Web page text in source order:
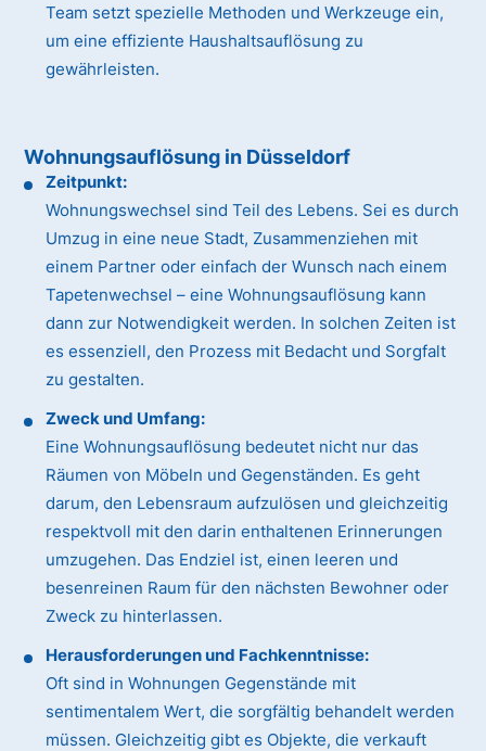
Team setzt spezielle Methoden und Werkzeuge ein,
um eine effiziente Haushaltsauflösung zu
gewährleisten.
Wohnungsauflösung in Düsseldorf
Zeitpunkt:
Wohnungswechsel sind Teil des Lebens. Sei es durch
Umzug in eine neue Stadt, Zusammenziehen mit
einem Partner oder einfach der Wunsch nach einem
Tapetenwechsel – eine Wohnungsauflösung kann
dann zur Notwendigkeit werden. In solchen Zeiten ist
es essenziell, den Prozess mit Bedacht und Sorgfalt
zu gestalten.
Zweck und Umfang:
Eine Wohnungsauflösung bedeutet nicht nur das
Räumen von Möbeln und Gegenständen. Es geht
darum, den Lebensraum aufzulösen und gleichzeitig
respektvoll mit den darin enthaltenen Erinnerungen
umzugehen. Das Endziel ist, einen leeren und
besenreinen Raum für den nächsten Bewohner oder
Zweck zu hinterlassen.
Herausforderungen und Fachkenntnisse:
Oft sind in Wohnungen Gegenstände mit
sentimentalem Wert, die sorgfältig behandelt werden
müssen. Gleichzeitig gibt es Objekte, die verkauft